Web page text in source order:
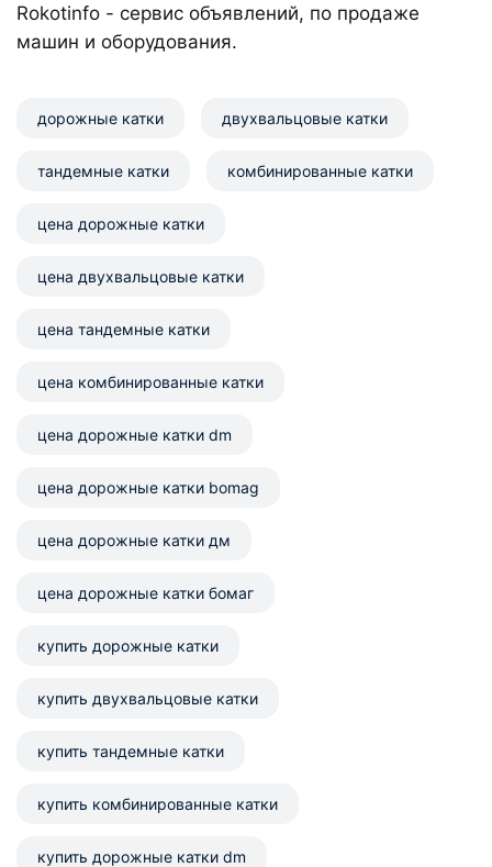
Rokotinfo - сервис объявлений, по продаже
машин и оборудования.
дорожные катки двухвальцовые катки
тандемные катки комбинированные катки
цена дорожные катки
цена двухвальцовые катки
цена тандемные катки
цена комбинированные катки
цена дорожные катки dm
цена дорожные катки bomag
цена дорожные катки дм
цена дорожные катки бомаг
купить дорожные катки
купить двухвальцовые катки
купить тандемные катки
купить комбинированные катки
купить дорожные катки dm